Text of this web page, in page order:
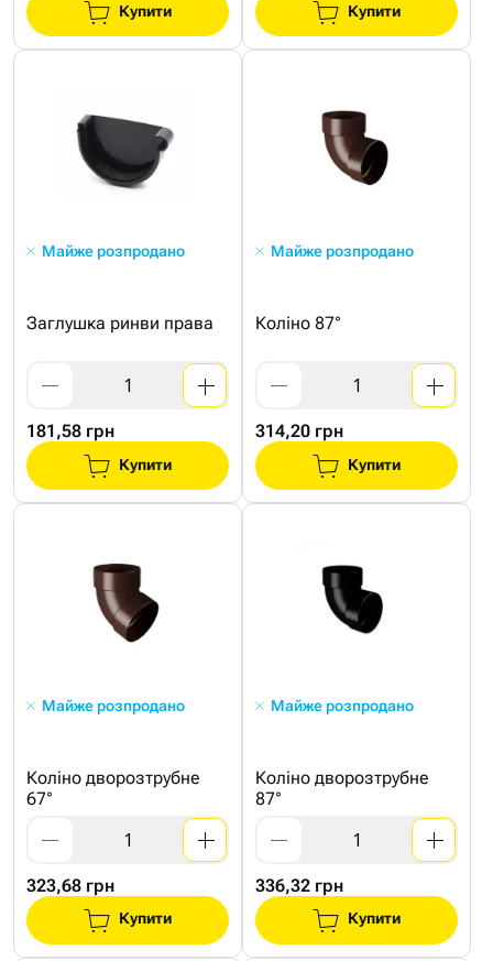
Купити Купити
Майже розпродано
Заглушка ринви права
181,58 грн
Купити
Майже розпродано
Коліно 87°
314,20 грн
Купити
Майже розпродано
Коліно дворозтрубне
67°
323,68 грн
Купити
Майже розпродано
Коліно дворозтрубне
87°
336,32 грн
Купити